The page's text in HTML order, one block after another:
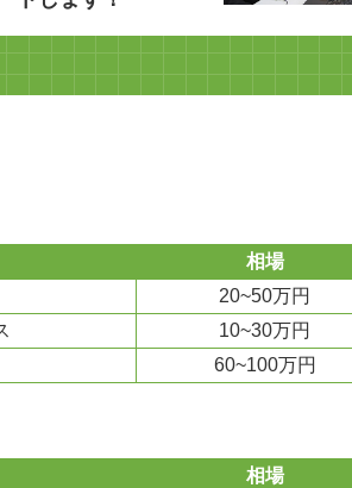
相場
20~50万円
10~30万円
60~100万円
相場